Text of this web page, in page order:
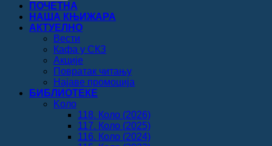
ПОЧЕТНА
НАША КЊИЖАРА
АКТУЕЛНО
Вести
Кафа у СКЗ
Акције
Повратак читању
Најаве промоција
БИБЛИОТЕКЕ
Koло
118. Коло (2026)
117. Коло (2025)
116. Коло (2024)